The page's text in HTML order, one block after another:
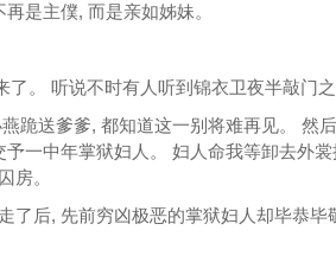
是主僕, 而是亲如姊妹。
。 听说不时有人听到锦衣卫夜半敲门之
跪送爹爹, 都知道这一别将难再见。 然
一中年掌狱妇人。 妇人命我等卸去外
房。
后, 先前穷凶极恶的掌狱妇人却毕恭毕